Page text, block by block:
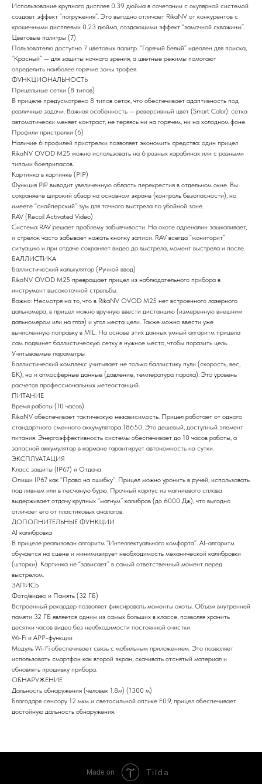
Использование крупного дисплея 0.39 дюйма в сочетании с окулярной системой
создает эффект “погружения”. Это выгодно отличает RikaNV от конкурентов с
крошечными дисплеями 0.23 дюйма, создающими эффект “замочной скважины”.
Цветовые палитры (7)
Пользователю доступно 7 цветовых палитр. “Горячий белый” идеален для поиска,
“Красный” — для защиты ночного зрения, а цветные режимы помогают
определить наиболее горячие зоны трофея.
ФУНКЦИОНАЛЬНОСТЬ
Прицельные сетки (8 типов)
В прицеле предусмотрено 8 типов сеток, что обеспечивает адаптивность под
различные задачи. Важная особенность — реверсивный цвет (Smart Color): сетка
автоматически меняет контраст, не теряясь ни на горячем, ни на холодном фоне.
Профили пристрелки (6)
Наличие 6 профилей пристрелки позволяет экономить средства: один прицел
RikaNV OVOD M25 можно использовать на 6 разных карабинах или с разными
типами боеприпасов.
Картинка в картинке (PIP)
Функция PiP выводит увеличенную область перекрестия в отдельном окне. Вы
сохраняете широкий обзор на основном экране (контроль безопасности), но
имеете “снайперский” зум для точного выстрела по убойной зоне.
RAV (Recoil Activated Video)
Система RAV решает проблему забывчивости. На охоте адреналин зашкаливает,
и стрелок часто забывает нажать кнопку записи. RAV всегда “мониторит”
ситуацию и при отдаче сохраняет видео до выстрела, момент выстрела и после.
БАЛЛИСТИКА
Баллистический калькулятор (Ручной ввод)
RikaNV OVOD M25 превращает прицел из наблюдательного прибора в
инструмент высокоточной стрельбы.
Важно: Несмотря на то, что в RikaNV OVOD M25 нет встроенного лазерного
дальномера, в прицел можно вручную ввести дистанцию (измеренную внешним
дальномером или на глаз) и угол места цели. Также можно ввести уже
вычисленную поправку в MIL. На основе этих данных умный алгоритм прицела
сам подвинет баллистическую сетку в нужное место, чтобы поразить цель.
Учитываемые параметры
Баллистический комплекс учитывает не только баллистику пули (скорость, вес,
БК), но и атмосферные данные (давление, температура пороха). Это уровень
расчетов профессиональных метеостанций.
ПИТАНИЕ
Время работы (10 часов)
RikaNV обеспечивает тактическую независимость. Прицел работает от одного
стандартного сменного аккумулятора 18650. Это дешевый, доступный элемент
питания. Энергоэффективность системы обеспечивает до 10 часов работы, а
запасной аккумулятор в кармане гарантирует автономность на сутки.
ЭКСПЛУАТАЦИЯ
Класс защиты (IP67) и Отдача
Опиши IP67 как “Право на ошибку”. Прицел можно уронить в ручей, использовать
под ливнем или в песчаную бурю. Прочный корпус из магниевого сплава
выдерживает отдачу крупных “магнум” калибров (до 6000 Дж), что выгодно
отличает его от пластиковых аналогов.
ДОПОЛНИТЕЛЬНЫЕ ФУНКЦИИ
AI калибровка
В прицеле реализован алгоритм “Интеллектуального комфорта”. AI-алгоритм
обучается на сцене и минимизирует необходимость механической калибровки
(шторки). Картинка не “зависает” в самый ответственный момент перед
выстрелом.
ЗАПИСЬ
Фото/видео и Память (32 ГБ)
Встроенный рекордер позволяет фиксировать моменты охоты. Объем внутренней
памяти 32 ГБ является одним из самых больших в классе, позволяя хранить
десятки часов видео без необходимости постоянной очистки.
Wi-Fi и APP-функции
Модуль Wi-Fi обеспечивает связь с мобильным приложением. Это позволяет
использовать смартфон как второй экран, скачивать отснятый материал и
обновлять прошивку прибора.
ОБНАРУЖЕНИЕ
Дальность обнаружения (человек 1.8м) (1300 м)
Благодаря сенсору 12 мкм и светосильной оптике F0.9, прицел обеспечивает
достойную дальность обнаружения.
Made on Tilda